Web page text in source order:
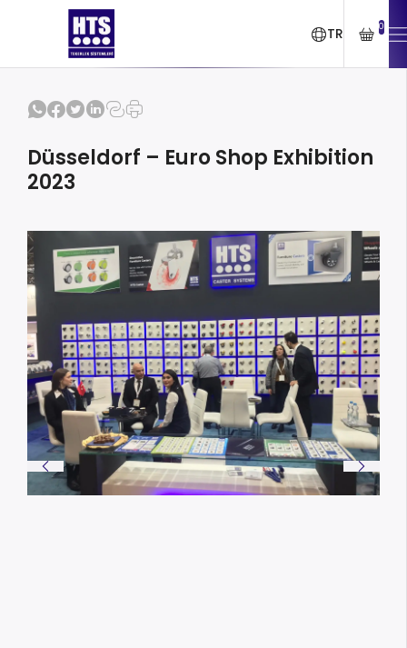
TR 0
Düsseldorf – Euro Shop Exhibition
2023